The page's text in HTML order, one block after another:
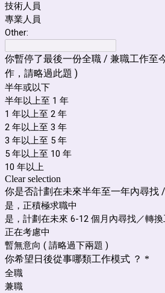
技術人員
專業人員
Other:
你暫停了最後一份全職 / 兼職工作至
作，請略過此題 )
半年或以下
半年以上至 1 年
1 年以上至 2 年
2 年以上至 3 年
3 年以上至 5 年
5 年以上至 10 年
10 年以上
Clear selection
你是否計劃在未來半年至一年內尋找
是，正積極求職中
是，計劃在未來 6-12 個月內尋找／轉
正在考慮中
暫無意向 ( 請略過下兩題 )
你希望日後從事哪類工作模式 ？ *
全職
兼職